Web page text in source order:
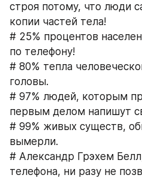
строя потому, что люди
копии частей тела!
# 25% процентов
по телефону!
# 80% тепла
головы.
# 97% людей, которым
первым делом напишут
# 99% живых существ,
вымерли.
# Александр Грэхем
телефона, ни разу не